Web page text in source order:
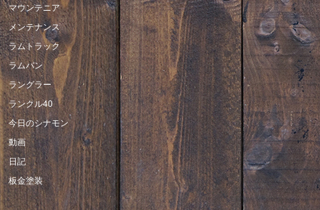
マウンテニア
メンテナンス
ラムトラック
ラムバン
ラングラー
ランクル40
今日のシナモン
動画
日記
板金塗装